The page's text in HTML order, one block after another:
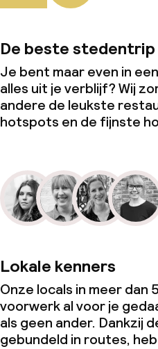
De beste stedentrip
Je bent maar even in
alles uit je verblijf? Wij
andere de leukste
hotspots en de fijnste
Lokale kenners
Onze locals in meer
voorwerk al voor je
als geen ander. Dankzij
gebundeld in routes,